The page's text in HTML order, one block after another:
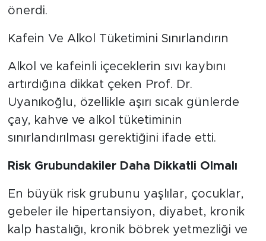
önerdi.
Kafein Ve Alkol Tüketimini Sınırlandırın
Alkol ve kafeinli içeceklerin sıvı kaybını
artırdığına dikkat çeken Prof. Dr.
Uyanıkoğlu, özellikle aşırı sıcak günlerde
çay, kahve ve alkol tüketiminin
sınırlandırılması gerektiğini ifade etti.
Risk Grubundakiler Daha Dikkatli Olmalı
En büyük risk grubunu yaşlılar, çocuklar,
gebeler ile hipertansiyon, diyabet, kronik
kalp hastalığı, kronik böbrek yetmezliği ve